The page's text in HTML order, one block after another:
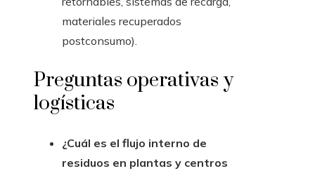
materiales recuperados
postconsumo).
Preguntas operativas y
logísticas
¿Cuál es el flujo interno de
residuos en plantas y centros